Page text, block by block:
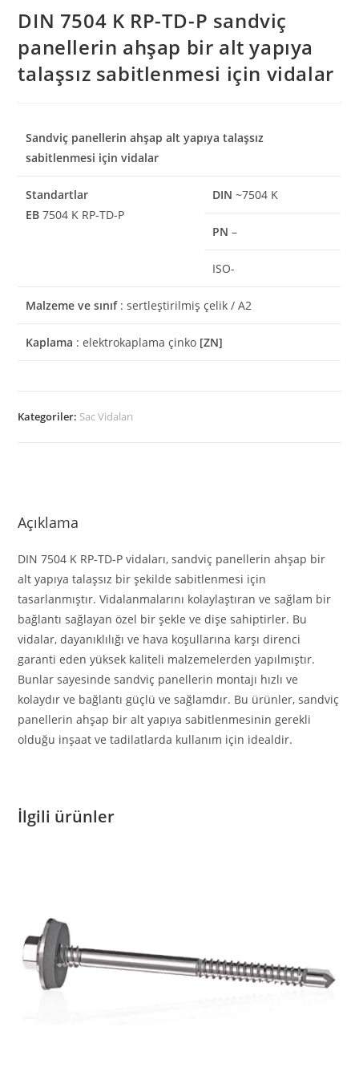
DIN 7504 K RP-TD-P sandviç
panellerin ahşap bir alt yapıya
talaşsız sabitlenmesi için vidalar
Sandviç panellerin ahşap alt yapıya talaşsız
sabitlenmesi için vidalar
Standartlar
EB 7504 K RP-TD-P
DIN ~7504 K
PN –
ISO-
Malzeme ve sınıf: sertleştirilmiş çelik / A2
Kaplama : elektrokaplama çinko [ZN]
Kategoriler: Sac Vidaları
Açıklama
DIN 7504 K RP-TD-P vidaları, sandviç panellerin ahşap bir
alt yapıya talaşsız bir şekilde sabitlenmesi için
tasarlanmıştır. Vidalanmalarını kolaylaştıran ve sağlam bir
bağlantı sağlayan özel bir şekle ve dişe sahiptirler. Bu
vidalar, dayanıklılığı ve hava koşullarına karşı direnci
garanti eden yüksek kaliteli malzemelerden yapılmıştır.
Bunlar sayesinde sandviç panellerin montajı hızlı ve
kolaydır ve bağlantı güçlü ve sağlamdır. Bu ürünler, sandviç
panellerin ahşap bir alt yapıya sabitlenmesinin gerekli
olduğu inşaat ve tadilatlarda kullanım için idealdir.
İlgili ürünler